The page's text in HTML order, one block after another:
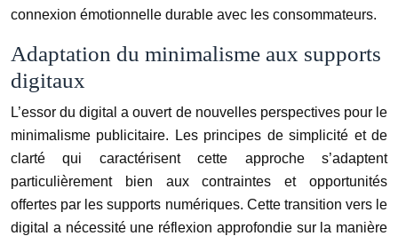
connexion émotionnelle durable avec les consommateurs.
Adaptation du minimalisme aux supports
digitaux
L’essor du digital a ouvert de nouvelles perspectives pour le
minimalisme publicitaire. Les principes de simplicité et de
clarté qui caractérisent cette approche s’adaptent
particulièrement bien aux contraintes et opportunités
offertes par les supports numériques. Cette transition vers le
digital a nécessité une réflexion approfondie sur la manière